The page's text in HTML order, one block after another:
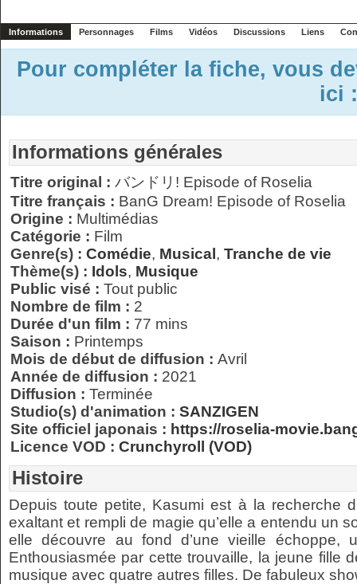
Informations Personnages Films Vidéos Discussions Liens
Pour compléter la fiche, vous
ici
Informations générales
Titre original : バンドリ! Episode of Roselia
Titre français : BanG Dream! Episode of Roselia
Origine : Multimédias
Catégorie : Film
Genre(s) : Comédie, Musical , Tranche de vie
Thème(s) : Idols, Musique
Public visé : Tout public
Nombre de film : 2
Durée d'un film : 77 mins
Saison : Printemps
Mois de début de diffusion : Avril
Année de diffusion : 2021
Diffusion : Terminée
Studio(s) d'animation : SANZIGEN
Site officiel japonais : https://roselia-
Licence VOD : Crunchyroll (VOD)
Histoire
Depuis toute petite, Kasumi est à la recherche
exaltant et rempli de magie qu’elle a entendu un
elle découvre au fond d’une vieille échoppe,
Enthousiasmée par cette trouvaille, la jeune fille
musique avec quatre autres filles. De fabuleux